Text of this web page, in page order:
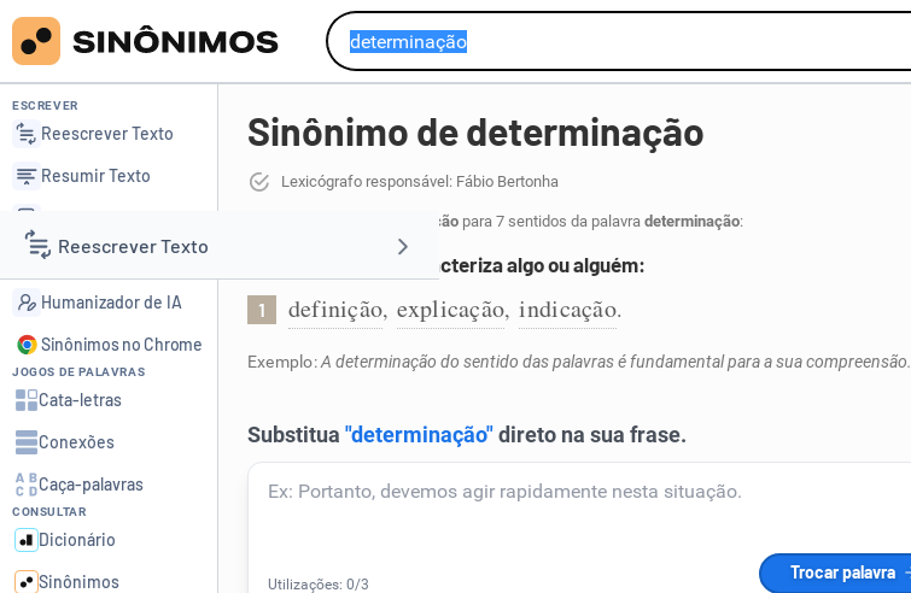
Reescrever Texto
Resumir Texto
Corrigir Texto
Detector de IA
Humanizador de IA
ESCREVER
Reescrever Texto
Resumir Texto
Detector de IA
Humanizador de IA
Sinônimos no Chrome
JOGOS DE PALAVRAS
Cata-letras
Conexões
Caça-palavras
CONSULTAR
Dicionário
Sinônimos
Sinônimo de determinação
Lexicógrafo responsável: Fábio Bertonha
24 sinônimos de determinaçãopara 7 sentidos da palavra determinação:
Significação que caracteriza algo ou alguém:
1 definição, explicação, indicação.
Exemplo:A determinação do sentido das palavras é fundamental para a sua compreensão.